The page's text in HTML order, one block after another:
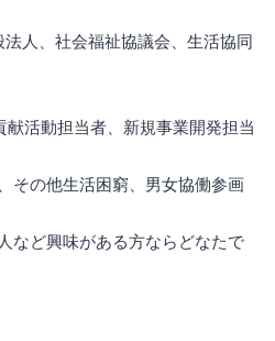
人、社会福祉協議会、生活協同
活動担当者、新規事業開発担当
その他生活困窮、男女協働参画
など興味がある方ならどなたで